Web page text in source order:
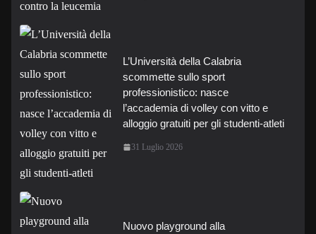
L’Università della Calabria
scommette sullo sport
professionistico: nasce
l’accademia di volley con vitto e
alloggio gratuiti per gli studenti-atleti
31 Luglio 2026
Nuovo playground alla